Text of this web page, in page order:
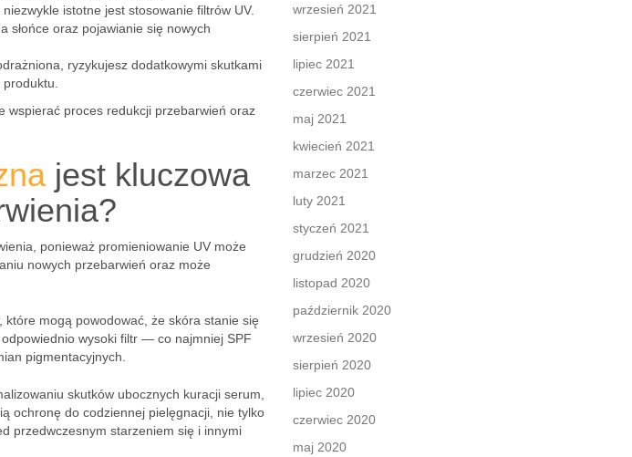
istotne jest stosowanie filtrów UV.
słońce oraz pojawianie się nowych
ryzykujesz dodatkowymi skutkami
wspierać proces redukcji przebarwień oraz
jest kluczowa
ponieważ promieniowanie UV może
nowych przebarwień oraz może
które mogą powodować, że skóra stanie się
wysoki filtr — co najmniej SPF
pigmentacyjnych.
skutków ubocznych kuracji serum,
ochronę do codziennej pielęgnacji, nie tylko
przedwczesnym starzeniem się i innymi
wrzesień 2021
sierpień 2021
lipiec 2021
czerwiec 2021
maj 2021
kwiecień 2021
marzec 2021
luty 2021
styczeń 2021
grudzień 2020
listopad 2020
październik 2020
wrzesień 2020
sierpień 2020
lipiec 2020
czerwiec 2020
maj 2020